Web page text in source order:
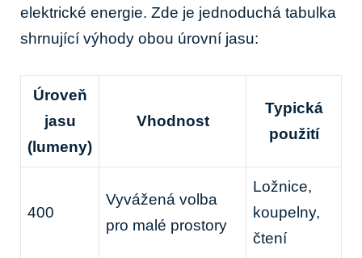
elektrické ⁢energie. Zde je ​jednoduchá tabulka
shrnující výhody obou úrovní jasu:
Úroveň
⁢jasu
(lumeny)
Vhodnost
Typická
použití
400
Vyvážená ​volba
pro⁤ malé prostory
Ložnice,
‍koupelny,
čtení